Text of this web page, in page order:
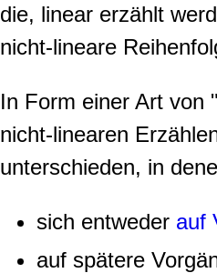
die, linear erzählt
nicht-lineare
In Form einer Art von
nicht-linearen
unterschieden, in
sich entweder auf
auf spätere